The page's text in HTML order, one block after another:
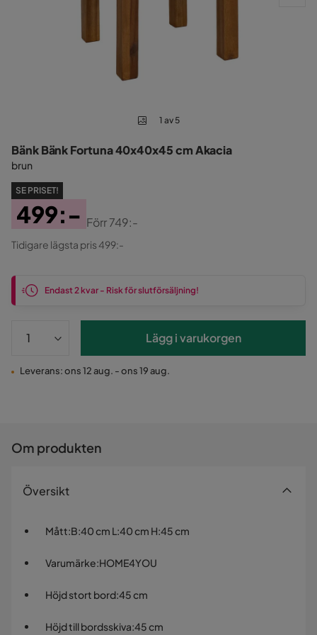
1 av 5
Bänk Bänk Fortuna 40x40x45 cm Akacia
brun
SE PRISET!
Pris
499:-
Original
Pris
Förr749:-
Tidigare lägsta pris 499:-
Endast 2 kvar - Risk för slutförsäljning!
Lägg i varukorgen
Leverans: ons 12 aug. - ons 19 aug.
Om produkten
Översikt
Mått:B:40 cm L:40 cm H:45 cm
Varumärke:HOME4YOU
Höjd stort bord:45 cm
Höjd till bordsskiva:45 cm